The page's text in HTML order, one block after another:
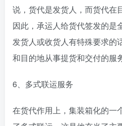
说，货代是发货人，而货代在
因此，承运人给货代签发的是
发货人或收货人有特殊要求的
和目的地从事提货和交付的服
6、多式联运服务
在货代作用上，集装箱化的一